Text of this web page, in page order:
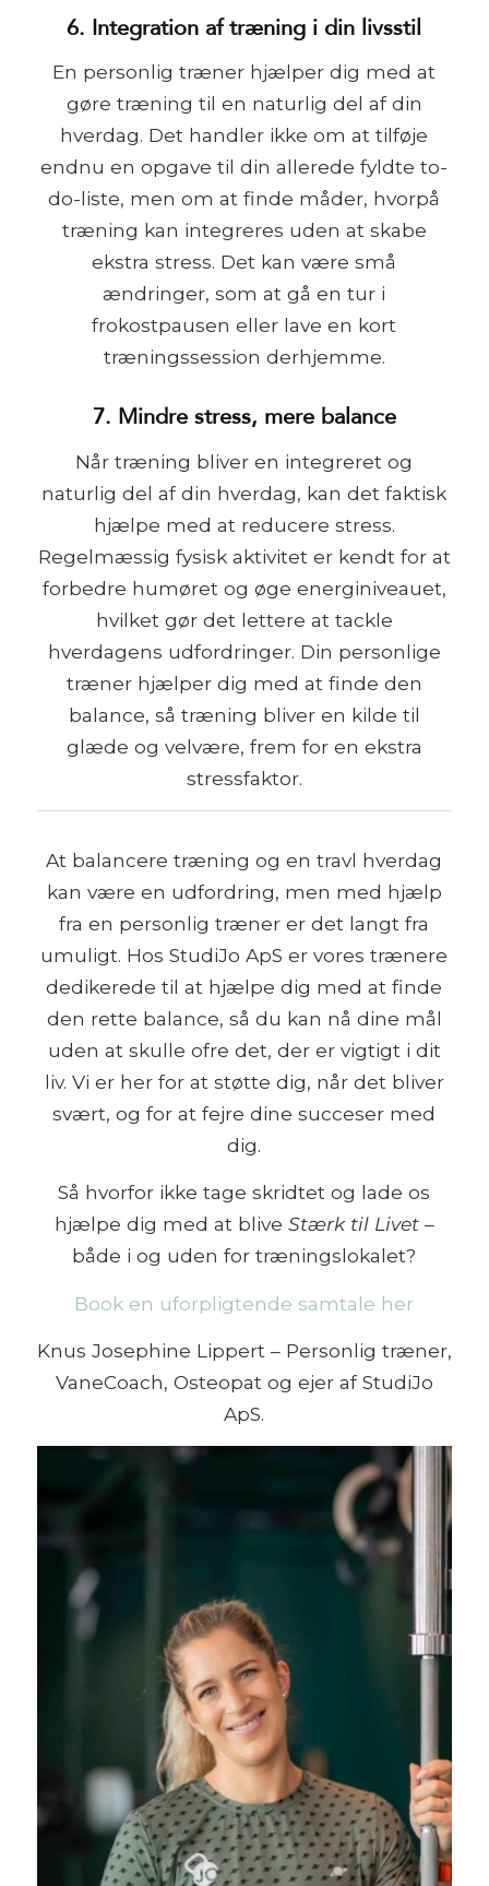
6. Integration af træning i din livsstil
En personlig træner hjælper dig med at
gøre træning til en naturlig del af din
hverdag. Det handler ikke om at tilføje
endnu en opgave til din allerede fyldte to-
do-liste, men om at finde måder, hvorpå
træning kan integreres uden at skabe
ekstra stress. Det kan være små
ændringer, som at gå en tur i
frokostpausen eller lave en kort
træningssession derhjemme.
7. Mindre stress, mere balance
Når træning bliver en integreret og
naturlig del af din hverdag, kan det faktisk
hjælpe med at reducere stress.
Regelmæssig fysisk aktivitet er kendt for at
forbedre humøret og øge energiniveauet,
hvilket gør det lettere at tackle
hverdagens udfordringer. Din personlige
træner hjælper dig med at finde den
balance, så træning bliver en kilde til
glæde og velvære, frem for en ekstra
stressfaktor.
At balancere træning og en travl hverdag
kan være en udfordring, men med hjælp
fra en personlig træner er det langt fra
umuligt. Hos StudiJo ApS er vores trænere
dedikerede til at hjælpe dig med at finde
den rette balance, så du kan nå dine mål
uden at skulle ofre det, der er vigtigt i dit
liv. Vi er her for at støtte dig, når det bliver
svært, og for at fejre dine succeser med
dig.
Så hvorfor ikke tage skridtet og lade os
hjælpe dig med at blive Stærk til Livet–
både i og uden for træningslokalet?
Book en uforpligtende samtale her
Knus Josephine Lippert – Personlig træner,
VaneCoach, Osteopat og ejer af StudiJo
ApS.